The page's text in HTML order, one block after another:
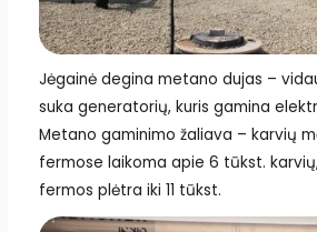
Jėgainė degina metano dujas –
suka generatorių, kuris gamina
Metano gaminimo žaliava – karvių
fermose laikoma apie 6 tūkst.
fermos plėtra iki 11 tūkst.